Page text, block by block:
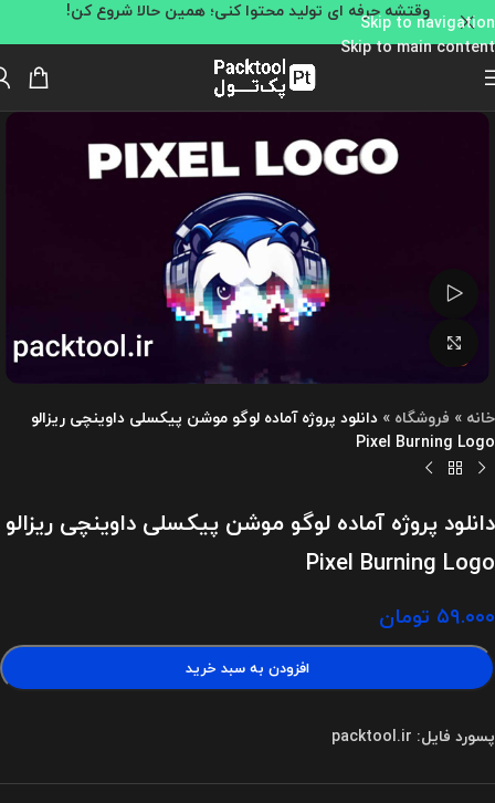
Skip to navigation
Skip to main content
وقتشه حرفه ای تولید محتوا کنی؛ همین حالا شروع کن!
خانه » فروشگاه » دانلود پروژه آماده لوگو موشن پیکسلی داوینچی ریزالو
Pixel Burning Logo
دانلود پروژه آماده لوگو موشن پیکسلی داوینچی ریزالو
Pixel Burning Logo
۵۹.۰۰۰ تومان
افزودن به سبد خرید
پسورد فایل: packtool.ir